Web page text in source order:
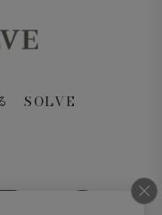
SOLVE